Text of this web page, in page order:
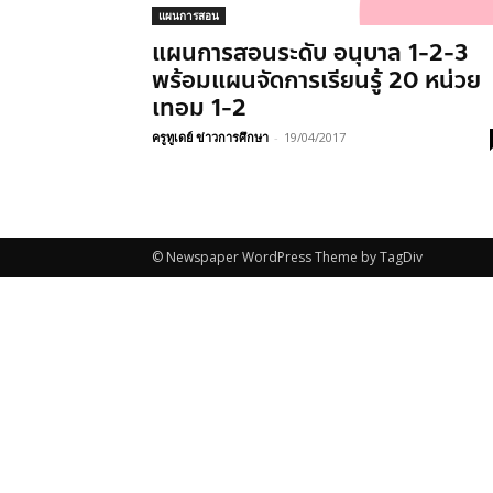
แผนการสอน
แผนการสอนระดับ อนุบาล 1-2-3
พร้อมแผนจัดการเรียนรู้ 20 หน่วย
เทอม 1-2
ครูทูเดย์ ข่าวการศึกษา - 19/04/2017
© Newspaper WordPress Theme by TagDiv